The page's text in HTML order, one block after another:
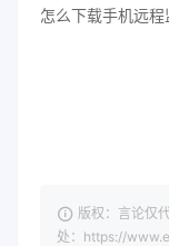
怎么下载手机远
版权：言论仅
处：https://